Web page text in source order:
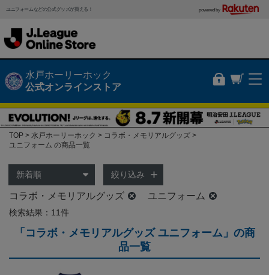
ユニフォームなどの公式グッズが買える！ powered by
水戸ホーリーホック
公式オンラインストア
TOP 水戸ホーリーホック
コラボ・メモリアルグッズ
ユニフォーム の商品一覧
絞り込み
コラボ・メモリアルグッズ ユニフォーム
検索結果：11件
「コラボ・メモリアルグッズ ユニフォーム」の商
品一覧